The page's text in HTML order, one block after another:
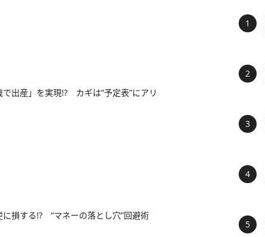
出産」を実現!? カギは“予定表”にアリ
に損する!? “マネーの落とし穴”回避術